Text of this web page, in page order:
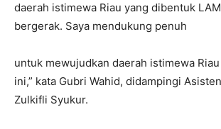
daerah istimewa Riau yang dibentuk
bergerak. Saya mendukung penuh
untuk mewujudkan daerah istimewa
ini,” kata Gubri Wahid, didampingi
Zulkifli Syukur.